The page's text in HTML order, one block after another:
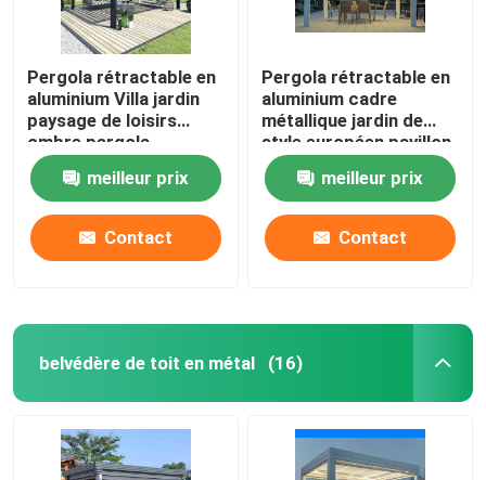
belvédère de toit en métal
Belvédère de style chinois
Belvédère extérieur de hard-top
Tonnelle en aluminium
Treillis en aluminium
Hangar en aluminium de stationnement de voiture
Pergola rétractable en
aluminium Villa jardin
paysage de loisirs
ombre pergola
meilleur prix
Contact
Pergola rétractable en
aluminium cadre
métallique jardin de
style européen pavillon
au Louvre
meilleur prix
Contact
belvédère de toit en métal (16)